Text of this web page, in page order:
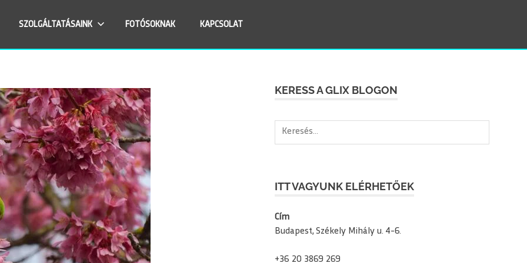
SZOLGÁLTATÁSAINK FOTÓSOKNAK KAPCSOLAT
KERESS A GLIX BLOGON
Keresés:
ITT VAGYUNK ELÉRHETŐEK
Cím
Budapest, Székely Mihály u. 4-6.
+36 20 3869 269